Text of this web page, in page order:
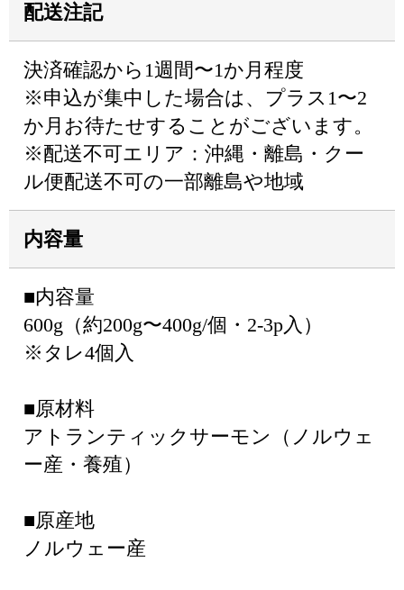
配送注記
決済確認から1週間〜1か月程度
※申込が集中した場合は、プラス1〜2
か月お待たせすることがございます。
※配送不可エリア：沖縄・離島・クー
ル便配送不可の一部離島や地域
内容量
■内容量
600g（約200g〜400g/個・2-3p入）
※タレ4個入
■原材料
アトランティックサーモン（ノルウェ
ー産・養殖）
■原産地
ノルウェー産